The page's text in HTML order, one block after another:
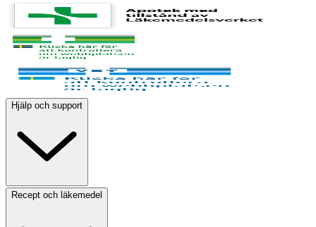
Hjälp och support
Recept och läkemedel